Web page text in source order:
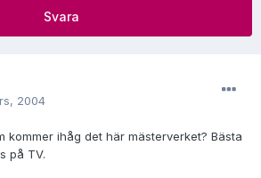
Svara
2004
kommer ihåg det här mästerverket? Bästa
på TV.